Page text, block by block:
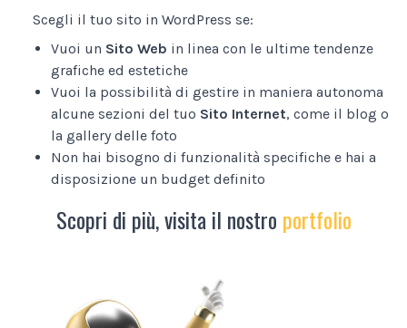
Scegli il tuo sito in WordPress se:
Vuoi un Sito Web in linea con le ultime tendenze
grafiche ed estetiche
Vuoi la possibilità di gestire in maniera autonoma
alcune sezioni del tuo Sito Internet, come il blog o
la gallery delle foto
Non hai bisogno di funzionalità specifiche e hai a
disposizione un budget definito
Scopri di più, visita il nostro portfolio